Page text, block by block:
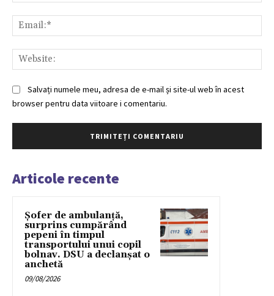
Salvați numele meu, adresa de e-mail și site-ul web în acest
browser pentru data viitoare i comentariu.
Articole recente
Șofer de ambulanță,
surprins cumpărând
pepeni în timpul
transportului unui copil
bolnav. DSU a declanșat o
anchetă
09/08/2026